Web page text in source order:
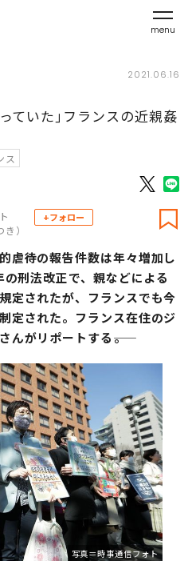
menu
2021.06.16
ていた｣フランスの近親姦
ス
）
+フォロー
虐待の報告件数は年々増加し
刑法改正で、親などによる
定されたが、フランスでも今
定された。フランス在住のジ
がリポートする――。
写真＝時事通信フォト